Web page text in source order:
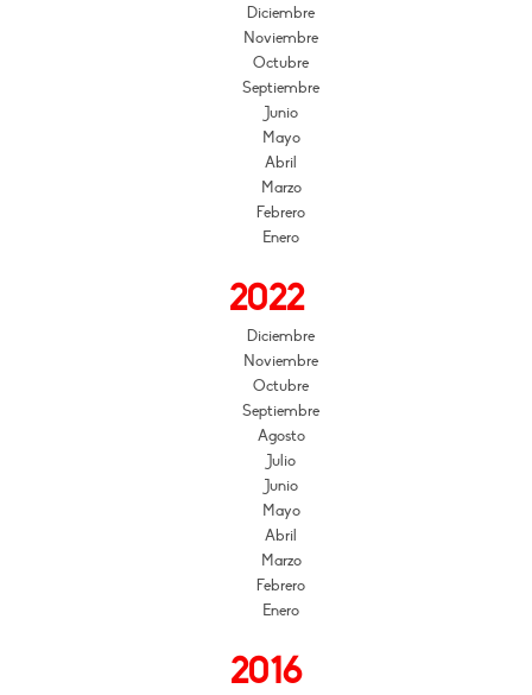
Diciembre
Noviembre
Octubre
Septiembre
Junio
Mayo
Abril
Marzo
Febrero
Enero
2022
Diciembre
Noviembre
Octubre
Septiembre
Agosto
Julio
Junio
Mayo
Abril
Marzo
Febrero
Enero
2016